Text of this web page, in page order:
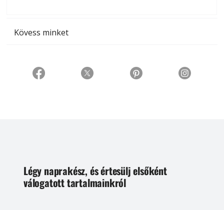
Kövess minket
Légy naprakész, és értesülj elsőként
válogatott tartalmainkról